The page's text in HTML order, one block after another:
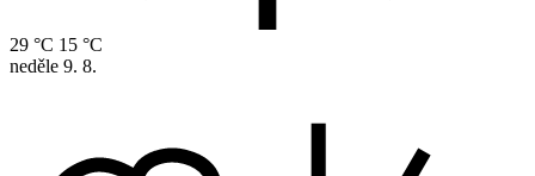
29 °C 15 °C
neděle 9. 8.